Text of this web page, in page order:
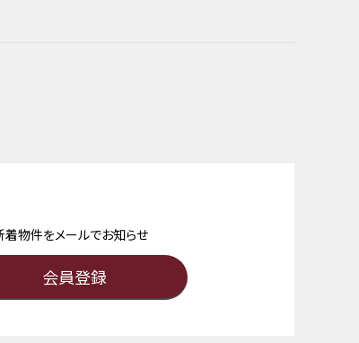
着物件をメールでお知らせ
会員登録